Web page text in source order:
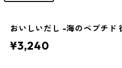
おいしいだし -海のペプチド
¥3,240